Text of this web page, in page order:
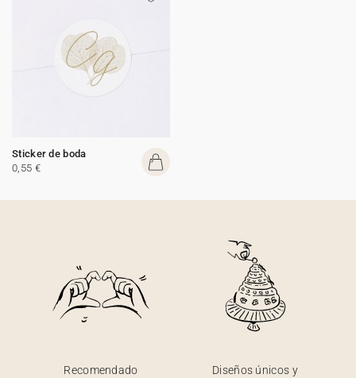
Sticker de boda
0,55 €
Recomendado
Diseños únicos y